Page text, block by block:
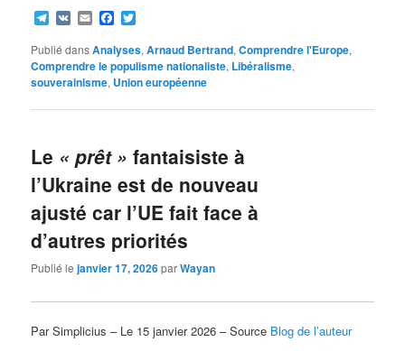
Telegram
VK EmailFacebook
Publié dansAnalyses,Arnaud Bertrand,Comprendre l'Europe,
Comprendre le populisme nationaliste, Libéralisme,
souverainisme, Union européenne
Le « prêt » fantaisiste à
l’Ukraine est de nouveau
ajusté car l’UE fait face à
d’autres priorités
Publié lejanvier 17, 2026parWayan
Par Simplicius – Le 15 janvier 2026 – Source Blog de l’auteur